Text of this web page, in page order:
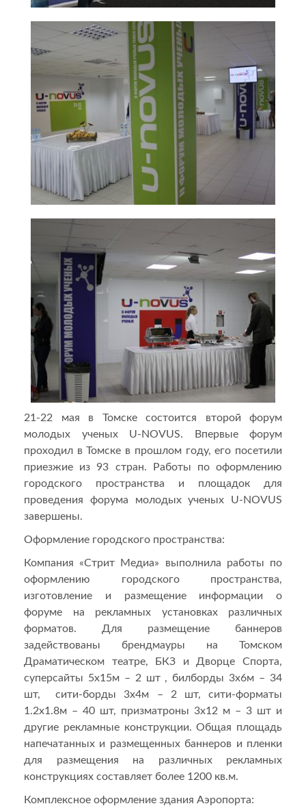
21-22 мая в Томске состоится второй форум
молодых ученых U-NOVUS. Впервые форум
проходил в Томске в прошлом году, его посетили
приезжие из 93 стран. Работы по оформлению
городского пространства и площадок для
проведения форума молодых ученых U-NOVUS
завершены.
Оформление городского пространства:
Компания «Стрит Медиа» выполнила работы по
оформлению городского пространства,
изготовление и размещение информации о
форуме на рекламных установках различных
форматов. Для размещение баннеров
задействованы брендмауры на Томском
Драматическом театре, БКЗ и Дворце Спорта,
суперсайты 5х15м – 2 шт , билборды 3х6м – 34
шт, сити-борды 3х4м – 2 шт, сити-форматы
1.2х1.8м – 40 шт, призматроны 3х12 м – 3 шт и
другие рекламные конструкции. Общая площадь
напечатанных и размещенных баннеров и пленки
для размещения на различных рекламных
конструкциях составляет более 1200 кв.м.
Комплексное оформление здания Аэропорта: